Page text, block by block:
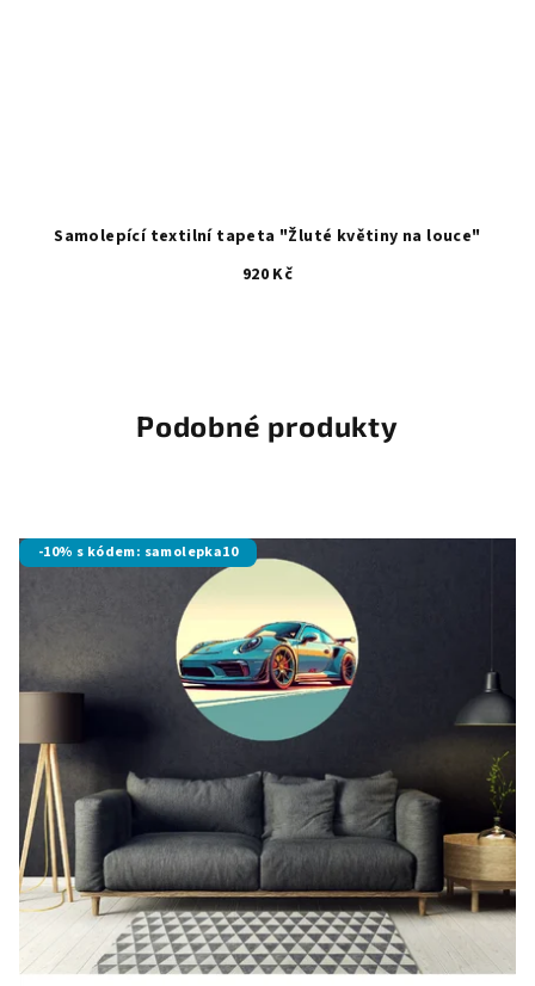
Samolepící textilní tapeta "Žluté květiny na louce"
920 Kč
Podobné produkty
-10% s kódem: samolepka10